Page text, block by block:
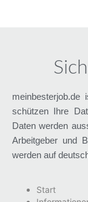
schützen Ihre
Daten werden
Arbeitgeber und
werden auf
Start